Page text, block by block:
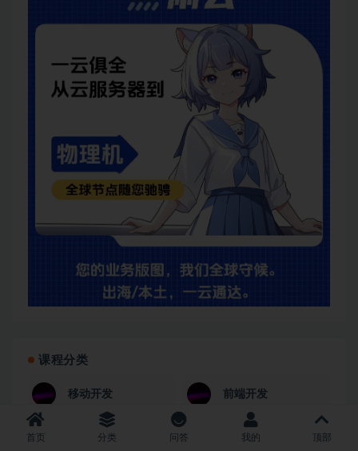
课程分类
移动开发 前端开发
后端开发 测试运维
首页 分类 问答 我的 顶部